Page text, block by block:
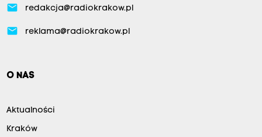
email redakcja@radiokrakow.pl
email reklama@radiokrakow.pl
O NAS
Aktualności
Kraków